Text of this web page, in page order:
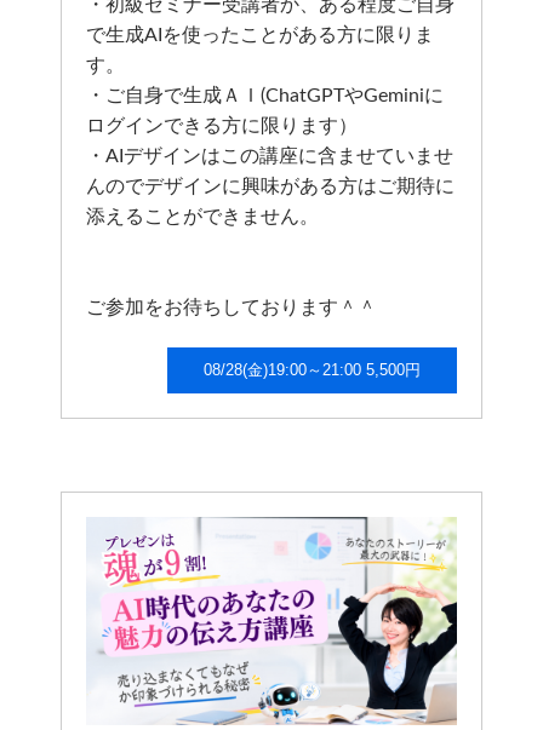
・初級セミナー受講者か、ある程度ご自身
で生成AIを使ったことがある方に限りま
す。
・ご自身で生成ＡＩ(ChatGPTやGeminiに
ログインできる方に限ります）
・AIデザインはこの講座に含ませていませ
んのでデザインに興味がある方はご期待に
添えることができません。
ご参加をお待ちしております＾＾
08/28(金)19:00～21:00 5,500円